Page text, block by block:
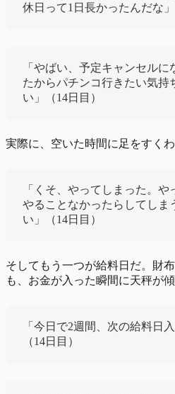
休日って1日長かったんだな」
「やばい、予定キャンセル
たからパチンコ行きたい気持
い」（14日目）
実際に、空いた時間に足をすくわ
「くそ、やってしまった。
やることなかったらしてしま
い」（14日目）
そしてもう一つが給料日だ。財
も、お金が入った瞬間に天秤が傾
「今日で2週間、次の給料日
（14日目）